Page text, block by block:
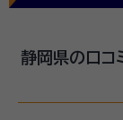
静岡県の口コ